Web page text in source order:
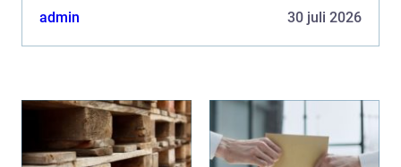
Denna art...
admin 30 juli 2026